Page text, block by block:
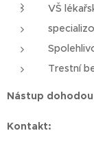
VŠ
Trestní
Nástup
Kontakt: